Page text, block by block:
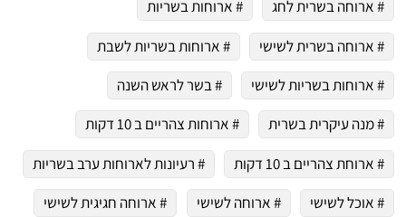
# ארוחה בשרית לחג
# ארוחות בשריות
# ארוחה בשרית לשישי
# ארוחות בשריות לשבת
# ארוחות בשריות לשישי
# בשר לראש השנה
# מנה עיקרית בשרית
# ארוחות צהריים ב 10 דקות
# ארוחת צהריים ב 10 דקות
# רעיונות לארוחות ערב בשריות
# אוכל לשישי
# ארוחה לשישי
# ארוחה חגיגית לשישי